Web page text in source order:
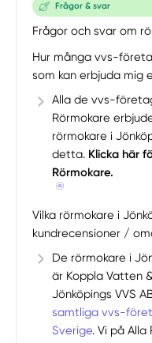
Frågor & svar
Frågor och svar om
Hur många vvs-
som kan erbjuda mig
Alla de vvs-
Rörmokare
rörmokare i
detta. Klicka här
Rörmokare.
Vilka rörmokare i
kundrecensioner /
De rörmokare i
är Koppla Vatten
Jönköpings VVS
samtliga vvs-
Sverige. Vi på